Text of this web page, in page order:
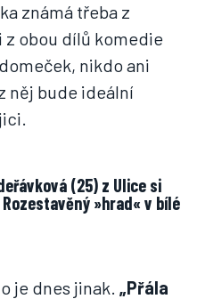
známá třeba z
z obou dílů komedie
nikdo ani
něj bude ideální
(25) z Ulice si
»hrad« v bílé
je dnes jinak. „Přála